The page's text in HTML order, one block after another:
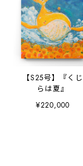
【S25号】『くじ
らは夏』
¥220,000